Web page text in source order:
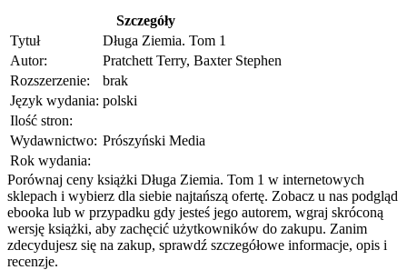
Szczegóły
Tytuł
Długa Ziemia. Tom 1
Autor:
Pratchett Terry, Baxter Stephen
Rozszerzenie:
brak
Język wydania: polski
Ilość stron:
Wydawnictwo: Prószyński Media
Rok wydania:
Porównaj ceny książki Długa Ziemia. Tom 1 w internetowych
sklepach i wybierz dla siebie najtańszą ofertę. Zobacz u nas podgląd
ebooka lub w przypadku gdy jesteś jego autorem, wgraj skróconą
wersję książki, aby zachęcić użytkowników do zakupu. Zanim
zdecydujesz się na zakup, sprawdź szczegółowe informacje, opis i
recenzje.